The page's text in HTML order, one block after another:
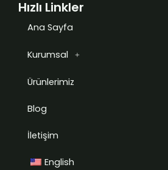
Hızlı Linkler
Ana Sayfa
Kurumsal
Ürünlerimiz
Blog
İletişim
English